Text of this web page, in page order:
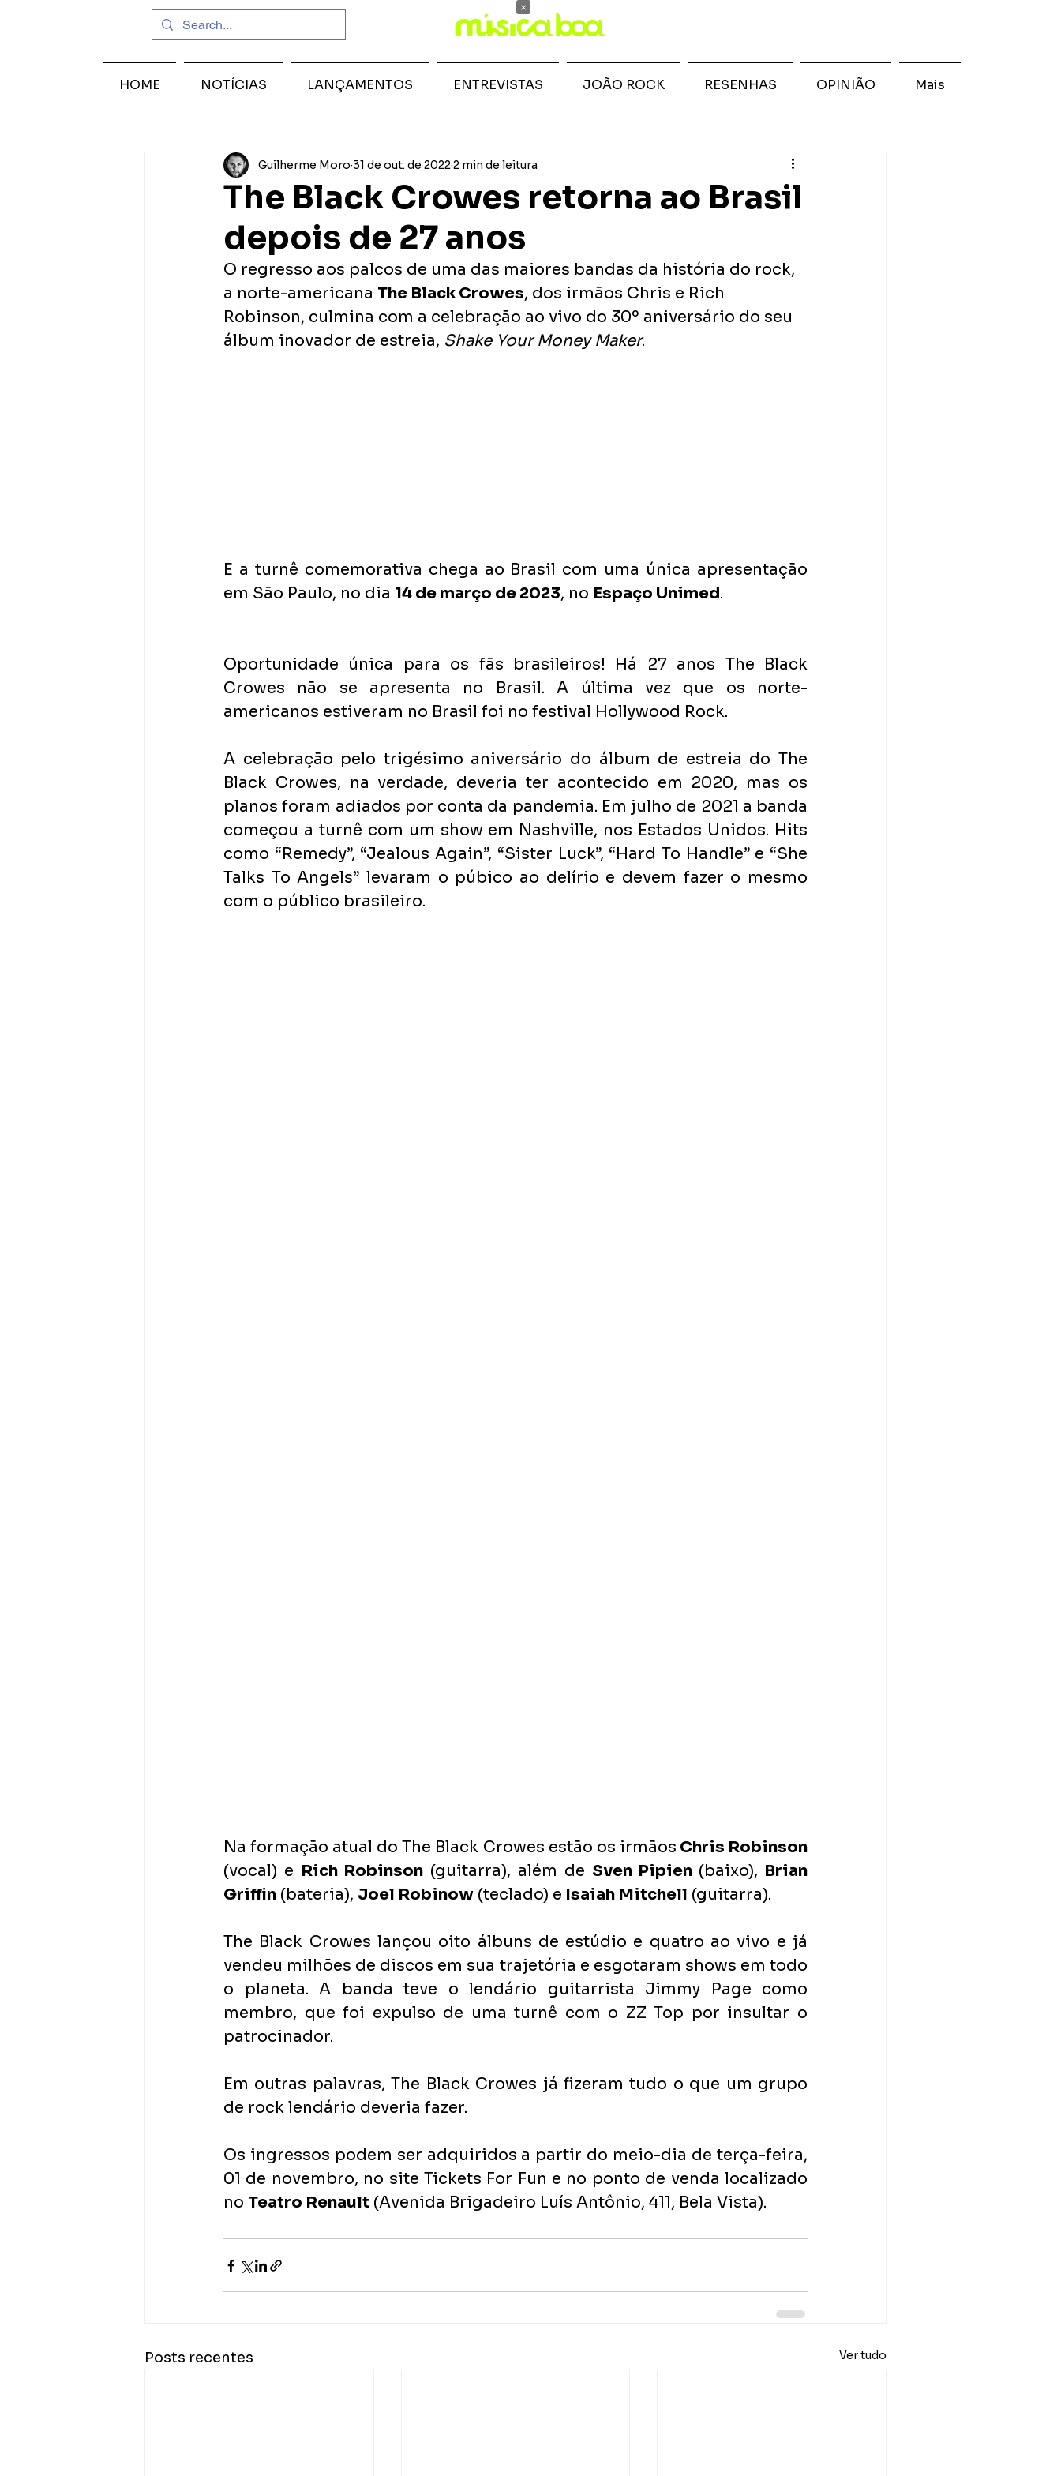
The Black Crowes retorna ao Brasil
depois de 27 anos
Guilherme Moro 31 de out. de 2022 2 min de leitura
O regresso aos palcos de uma das maiores bandas da história do rock,
a norte-americana The Black Crowes, dos irmãos Chris e Rich
Robinson, culmina com a celebração ao vivo do 30º aniversário do seu
álbum inovador de estreia, Shake Your Money Maker.
E a turnê comemorativa chega ao Brasil com uma única apresentação
em São Paulo, no dia 14 de março de 2023, no Espaço Unimed.
Oportunidade única para os fãs brasileiros! Há 27 anos The Black
Crowes não se apresenta no Brasil. A última vez que os norte-
americanos estiveram no Brasil foi no festival Hollywood Rock.
A celebração pelo trigésimo aniversário do álbum de estreia do The
Black Crowes, na verdade, deveria ter acontecido em 2020, mas os
planos foram adiados por conta da pandemia. Em julho de 2021 a banda
começou a turnê com um show em Nashville, nos Estados Unidos. Hits
como “Remedy”, “Jealous Again”, “Sister Luck”, “Hard To Handle” e “She
Talks To Angels” levaram o púbico ao delírio e devem fazer o mesmo
com o público brasileiro.
Na formação atual do The Black Crowes estão os irmãos Chris Robinson
(vocal) e Rich Robinson (guitarra), além de Sven Pipien (baixo), Brian
Griffin (bateria), Joel Robinow (teclado) e Isaiah Mitchell (guitarra).
The Black Crowes lançou oito álbuns de estúdio e quatro ao vivo e já
vendeu milhões de discos em sua trajetória e esgotaram shows em todo
o planeta. A banda teve o lendário guitarrista Jimmy Page como
membro, que foi expulso de uma turnê com o ZZ Top por insultar o
patrocinador.
Em outras palavras, The Black Crowes já fizeram tudo o que um grupo
de rock lendário deveria fazer.
Os ingressos podem ser adquiridos a partir do meio-dia de terça-feira,
01 de novembro, no site Tickets For Fun e no ponto de venda localizado
no Teatro Renault (Avenida Brigadeiro Luís Antônio, 411, Bela Vista).
Posts recentes Ver tudo
HOME NOTÍCIAS LANÇAMENTOS ENTREVISTAS JOÃO ROCK RESENHAS OPINIÃO Mais
×